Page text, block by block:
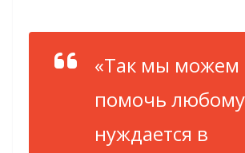
«Так мы можем
помочь
нуждается в